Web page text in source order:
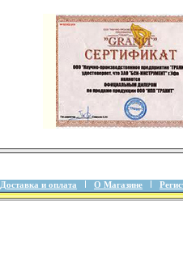
Доставка и оплата О Магазине